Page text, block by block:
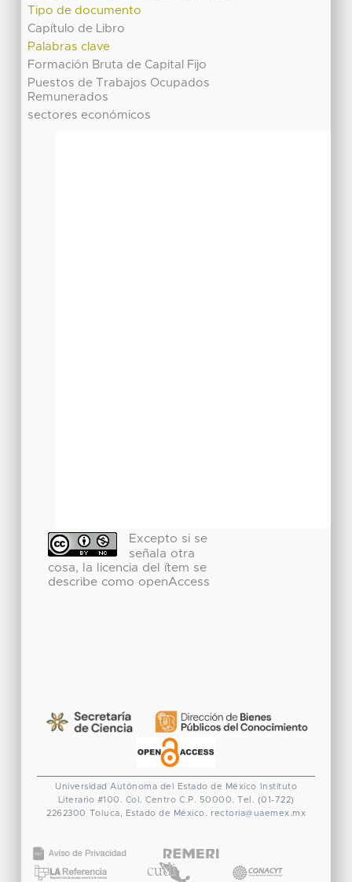
Tipo de documento
Capítulo de Libro
Palabras clave
Formación Bruta de Capital Fijo
Puestos de Trabajos Ocupados
Remunerados
sectores económicos
Excepto si se
señala otra
cosa, la licencia del ítem se
describe como openAccess
Universidad Autónoma del Estado de México
Instituto
Literario #100. Col. Centro C.P. 50000. Tel. (01-722)
2262300 Toluca, Estado de México. rectoria@uaemex.mx